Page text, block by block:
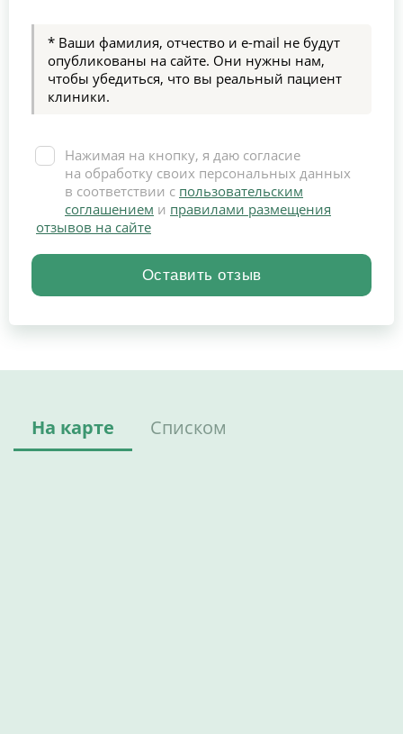
* Ваши фамилия, отчество и e-mail не будут
опубликованы на сайте. Они нужны нам,
чтобы убедиться, что вы реальный пациент
клиники.
Нажимая на кнопку, я даю согласие
на обработку своих персональных данных
в соответствии с пользовательским
соглашением и правилами размещения
отзывов на сайте
На карте Списком